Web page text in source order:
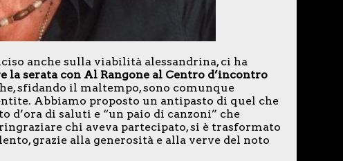
anche sulla viabilità alessandrina, ci ha
la serata con Al Rangone al Centro d’incontro
sfidando il maltempo, sono comunque
Abbiamo proposto un antipasto di quel che
d’ora di saluti e “un paio di canzoni” che
chi aveva partecipato, si è trasformato
grazie alla generosità e alla verve del noto